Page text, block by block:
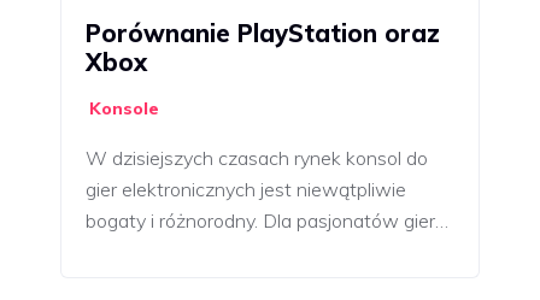
Porównanie PlayStation oraz
Xbox
Konsole
W dzisiejszych czasach rynek konsol do
gier elektronicznych jest niewątpliwie
bogaty i różnorodny. Dla pasjonatów gier…